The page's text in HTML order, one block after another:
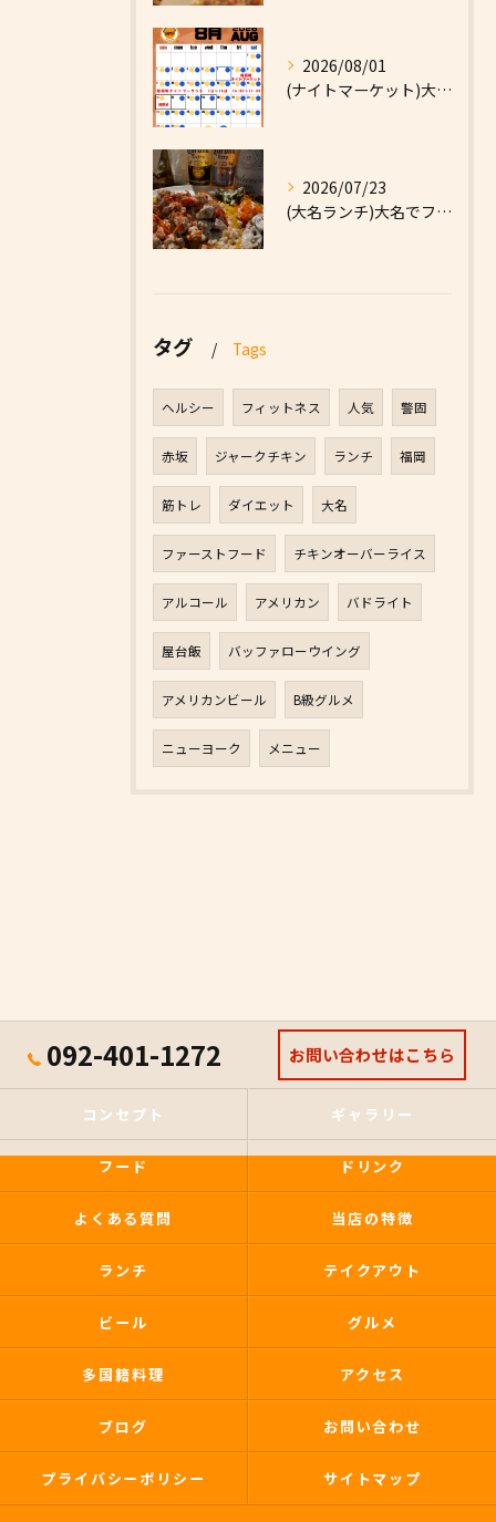
2026/08/01
(ナイトマーケット)大名でファーストフードなら|High F...
2026/07/23
(大名ランチ)大名でファーストフードなら|High Five...
タグ Tags
ヘルシー フィットネス 人気 警固
赤坂 ジャークチキン ランチ 福岡
筋トレ ダイエット 大名
ファーストフード チキンオーバーライス
アルコール アメリカン バドライト
屋台飯 バッファローウイング
アメリカンビール B級グルメ
ニューヨーク メニュー
092-401-1272 お問い合わせはこちら
コンセプト ギャラリー
フード ドリンク
よくある質問 当店の特徴
ランチ テイクアウト
ビール グルメ
多国籍料理 アクセス
ブログ お問い合わせ
プライバシーポリシー サイトマップ